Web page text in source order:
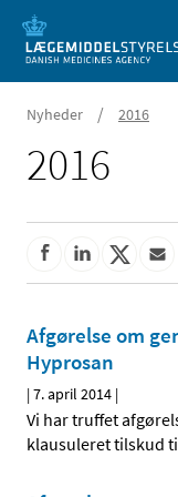
Nyheder / 2016
2016
Afgørelse om
Hyprosan
|7. april 2014 |
Vi har truffet
klausuleret tilskud